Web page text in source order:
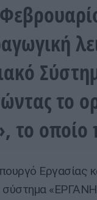
το
το οποίο
Εργασίας
«ΕΡΓΑΝΗ